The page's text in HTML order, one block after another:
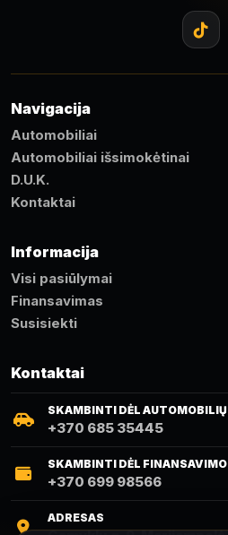
Navigacija
Automobiliai
Automobiliai išsimokėtinai
D.U.K.
Kontaktai
Informacija
Visi pasiūlymai
Finansavimas
Susisiekti
Kontaktai
SKAMBINTI DĖL AUTOMOBILIŲ
+370 685 35445
SKAMBINTI DĖL FINANSAVIMO
+370 699 98566
ADRESAS